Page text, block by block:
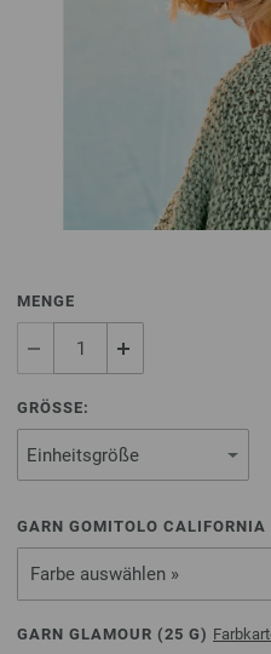
MENGE
GRÖSSE:
GARN GOMITOLO CALIFORNIA
Farbe auswählen »
GARN GLAMOUR (25 G)